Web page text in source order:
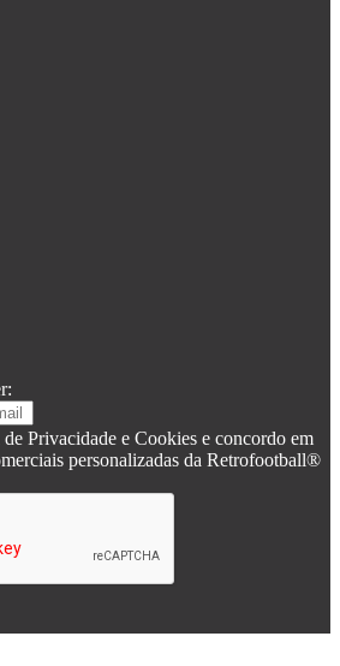
Privacidade e Cookies e concordo em
personalizadas da Retrofootball®